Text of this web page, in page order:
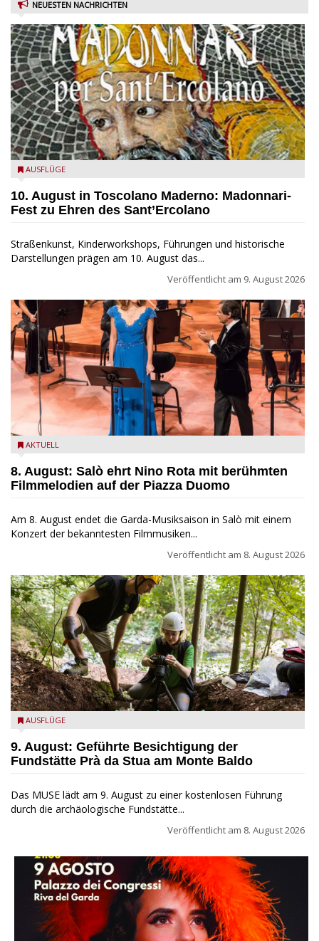
NEUESTEN NACHRICHTEN
Toscolano Maderno: "Madonnari per Sant'Ercolano"
AUSFLÜGE
10. August in Toscolano Maderno: Madonnari-
Fest zu Ehren des Sant’Ercolano
Straßenkunst, Kinderworkshops, Führungen und historische
Darstellungen prägen am 10. August das...
Veröffentlicht am 9. August 2026
Estate Musicale del Garda: Salò ehrt Nino Rota
AKTUELL
8. August: Salò ehrt Nino Rota mit berühmten
Filmmelodien auf der Piazza Duomo
Am 8. August endet die Garda-Musiksaison in Salò mit einem
Konzert der bekanntesten Filmmusiken...
Veröffentlicht am 8. August 2026
die archäologische Fundstätte Riparo Prà da Stua am Monte
AUSFLÜGE
9. August: Geführte Besichtigung der
Fundstätte Prà da Stua am Monte Baldo
Das MUSE lädt am 9. August zu einer kostenlosen Führung
durch die archäologische Fundstätte...
Veröffentlicht am 8. August 2026